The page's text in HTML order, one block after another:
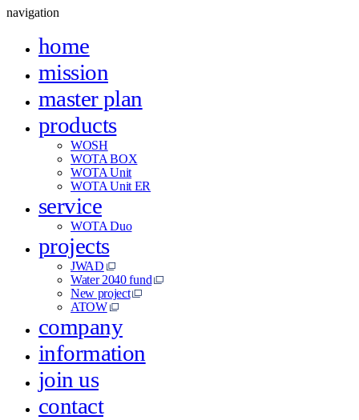
navigation
home
mission
master plan
products
WOSH
WOTA BOX
WOTA Unit
WOTA Unit ER
service
WOTA Duo
projects
JWAD
Water 2040 fund
New project
ATOW
company
information
join us
contact